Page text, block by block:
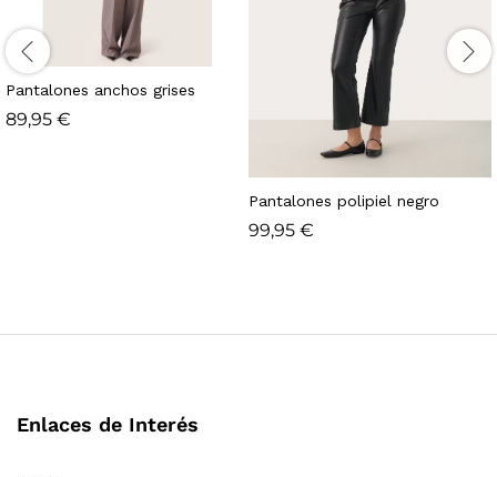
Pantalones anchos grises
89,95 €
Pantalones polipiel negro
99,95 €
Enlaces de Interés